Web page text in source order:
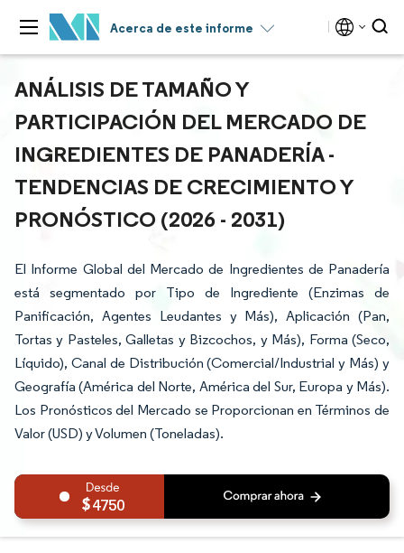
Acerca de este informe
ANÁLISIS DE TAMAÑO Y
PARTICIPACIÓN DEL MERCADO DE
INGREDIENTES DE PANADERÍA -
TENDENCIAS DE CRECIMIENTO Y
PRONÓSTICO (2026 - 2031)
El Informe Global del Mercado de Ingredientes de Panadería
está segmentado por Tipo de Ingrediente (Enzimas de
Panificación, Agentes Leudantes y Más), Aplicación (Pan,
Tortas y Pasteles, Galletas y Bizcochos, y Más), Forma (Seco,
Líquido), Canal de Distribución (Comercial/Industrial y Más) y
Geografía (América del Norte, América del Sur, Europa y Más).
Los Pronósticos del Mercado se Proporcionan en Términos de
Valor (USD) y Volumen (Toneladas).
4750